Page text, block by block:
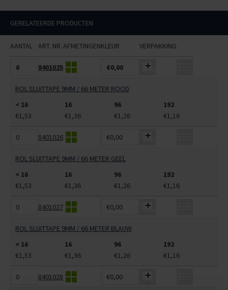
GERELATEERDE PRODUCTEN
AANTAL ART. NR.AFMETINGENKLEUR VERPAKKING
8401025 €0,00
ROL SLUITTAPE 9MM / 66 METER ROOD
< 16
16 96
192
€1,53
€1,36 €1,26 €1,16
8401026 €0,00
ROL SLUITTAPE 9MM / 66 METER GEEL
< 16
16 96
192
€1,53
€1,36 €1,26 €1,16
8401027 €0,00
ROL SLUITTAPE 9MM / 66 METER BLAUW
< 16
16 96
192
€1,53
€1,36 €1,26 €1,16
8401028 €0,00